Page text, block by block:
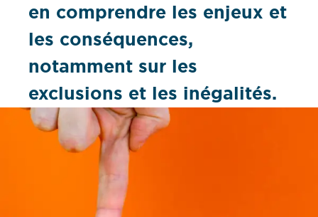
en comprendre les enjeux et
les conséquences,
notamment sur les
exclusions et les inégalités.